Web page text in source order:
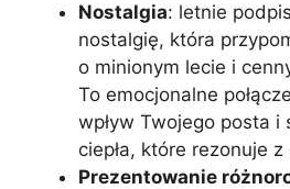
Nostalgia: letnie
nostalgię, która
o minionym lecie i
To emocjonalne
wpływ Twojego posta i
ciepła, które rezonuje
Prezentowanie